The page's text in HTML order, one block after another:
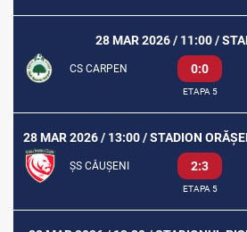
28 MAR 2026 / 11:00 /
CS CARPEN 0:0
ETAPA 5
28 MAR 2026 / 13:00 / STADION
ȘS CĂUȘENI 2:3
ETAPA 5